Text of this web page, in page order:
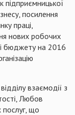
підприємницької
посилення
праці,
нових робочих
бюджету на 2016
взаємодії з
Любов
послуг, що